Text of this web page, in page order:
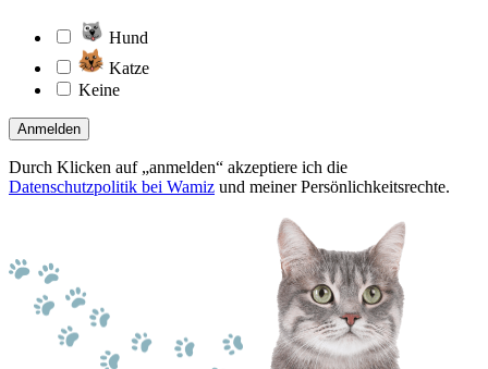
Hund
Katze
Keine
Anmelden
Durch Klicken auf „anmelden“ akzeptiere ich die
Datenschutzpolitik bei Wamiz und meiner Persönlichkeitsrechte.